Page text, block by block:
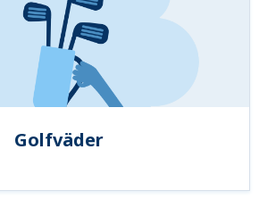
Golfväder